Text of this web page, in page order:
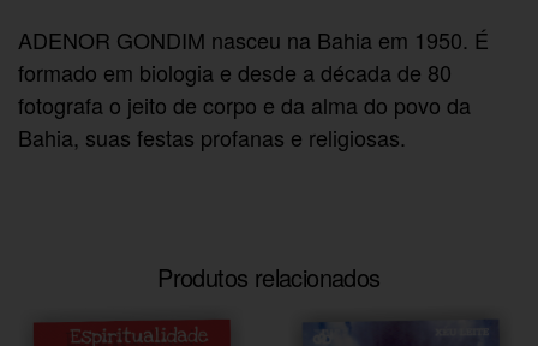
ADENOR GONDIM nasceu na Bahia em 1950. É
formado em biologia e desde a década de 80
fotografa o jeito de corpo e da alma do povo da
Bahia, suas festas profanas e religiosas.
Produtos relacionados